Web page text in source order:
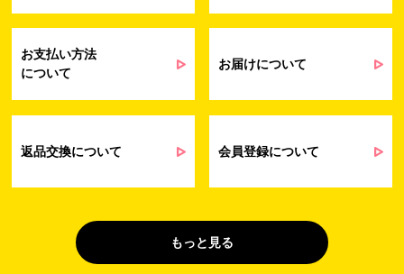
は営業およびマーケティング活動（セミナ
ターなど）に関連する情報を、電子メー
問い合わせへの対応のため
た場合のご対応のため
受託業務
（間接取得）
契約した小売店より委託された先への納
お支払い方法
について
お届けについて
返品交換について 会員登録について
もっと見る